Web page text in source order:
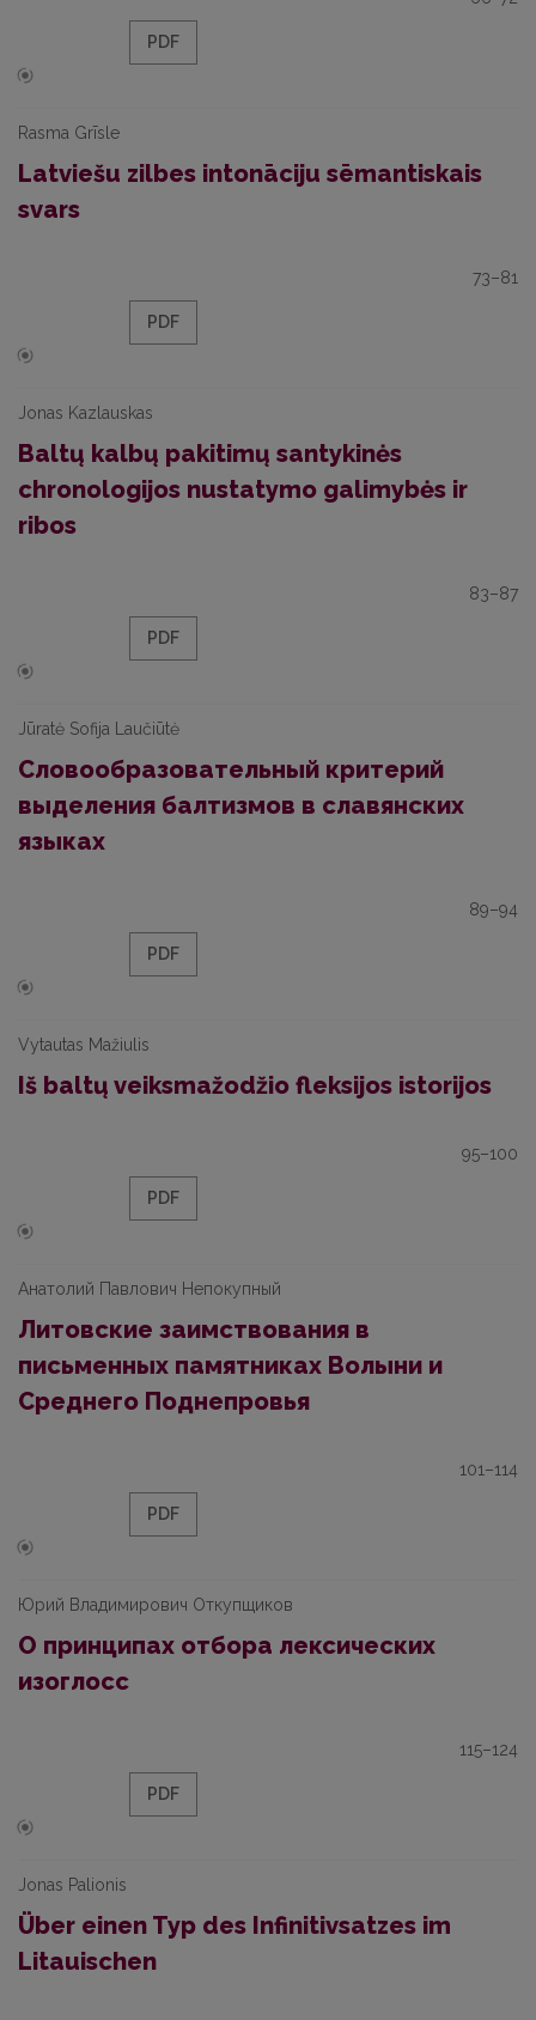
PDF
Rasma Grīsle
Latviešu zilbes intonāciju sēmantiskais
svars
73–81
PDF
Jonas Kazlauskas
Baltų kalbų pakitimų santykinės
chronologijos nustatymo galimybės ir
ribos
83–87
PDF
Jūratė Sofija Laučiūtė
Словообразовательный критерий
выделения балтизмов в славянских
языках
89–94
PDF
Vytautas Mažiulis
Iš baltų veiksmažodžio fleksijos istorijos
95–100
PDF
Анатолий Павлович Непокупный
Литовские заимствования в
письменных памятниках Волыни и
Среднего Поднепровья
101–114
PDF
Юрий Владимирович Откупщиков
О принципах отбора лексических
изоглосс
115–124
PDF
Jonas Palionis
Über einen Typ des Infinitivsatzes im
Litauischen